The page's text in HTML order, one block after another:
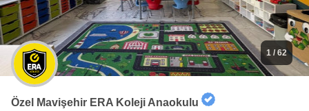
1 / 62
Özel Mavişehir ERA Koleji Anaokulu